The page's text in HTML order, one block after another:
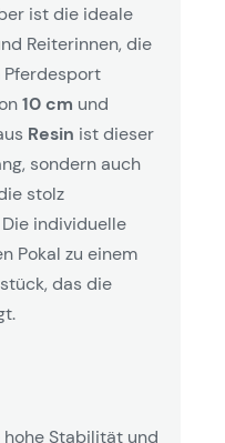
ist die ideale
Reiterinnen, die
Pferdesport
10 cm und
Resin ist dieser
sondern auch
stolz
individuelle
Pokal zu einem
das die
hohe Stabilität und